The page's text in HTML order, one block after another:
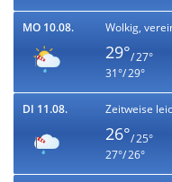
MO 10.08. Wolkig,
29°/ 27°
31°/ 29°
DI 11.08. Zeitweise
26°/ 25°
27°/ 26°